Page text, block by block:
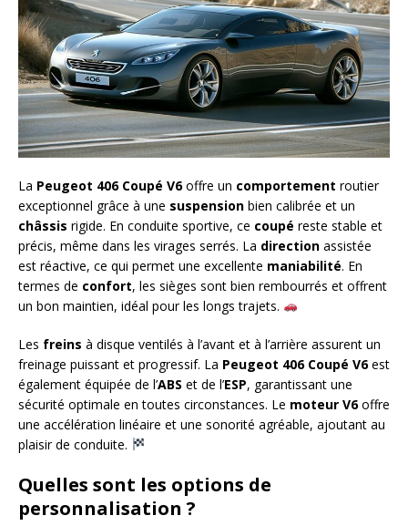
La Peugeot 406 Coupé V6offre un comportement routier
exceptionnel grâce à une suspension bien calibrée et un
châssis rigide. En conduite sportive, ce coupé reste stable et
précis, même dans les virages serrés. La direction assistée
est réactive, ce qui permet une excellente maniabilité. En
termes de confort, les sièges sont bien rembourrés et offrent
un bon maintien, idéal pour les longs trajets.
Les freins à disque ventilés à l’avant et à l’arrière assurent un
freinage puissant et progressif. La Peugeot 406 Coupé V6est
également équipée de l’ABS et de l’ESP, garantissant une
sécurité optimale en toutes circonstances. Le moteur V6offre
une accélération linéaire et une sonorité agréable, ajoutant au
plaisir de conduite.
Quelles sont les options de
personnalisation ?